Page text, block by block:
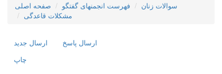
صفحه اصلی فهرست انجمنهای گفتگو
سوالات زنان
مشکلات قاعدگی
ارسال جديد
ارسال پاسخ
چاپ